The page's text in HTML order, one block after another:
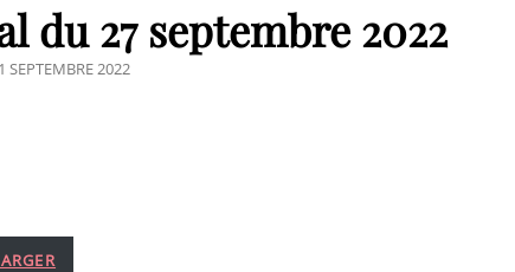
du 27 septembre 2022
SEPTEMBRE 2022